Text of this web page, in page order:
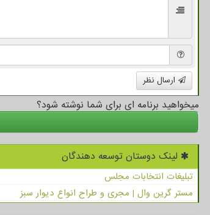
ارسال نظر
میخواهید برنامه ای برای شما نوشته شود؟
لینک دوستان توسعه دهندگان
تبلیغات انتخابات مجلس
مستر گرین وال | مجری و طراح انواع دیوار سبز